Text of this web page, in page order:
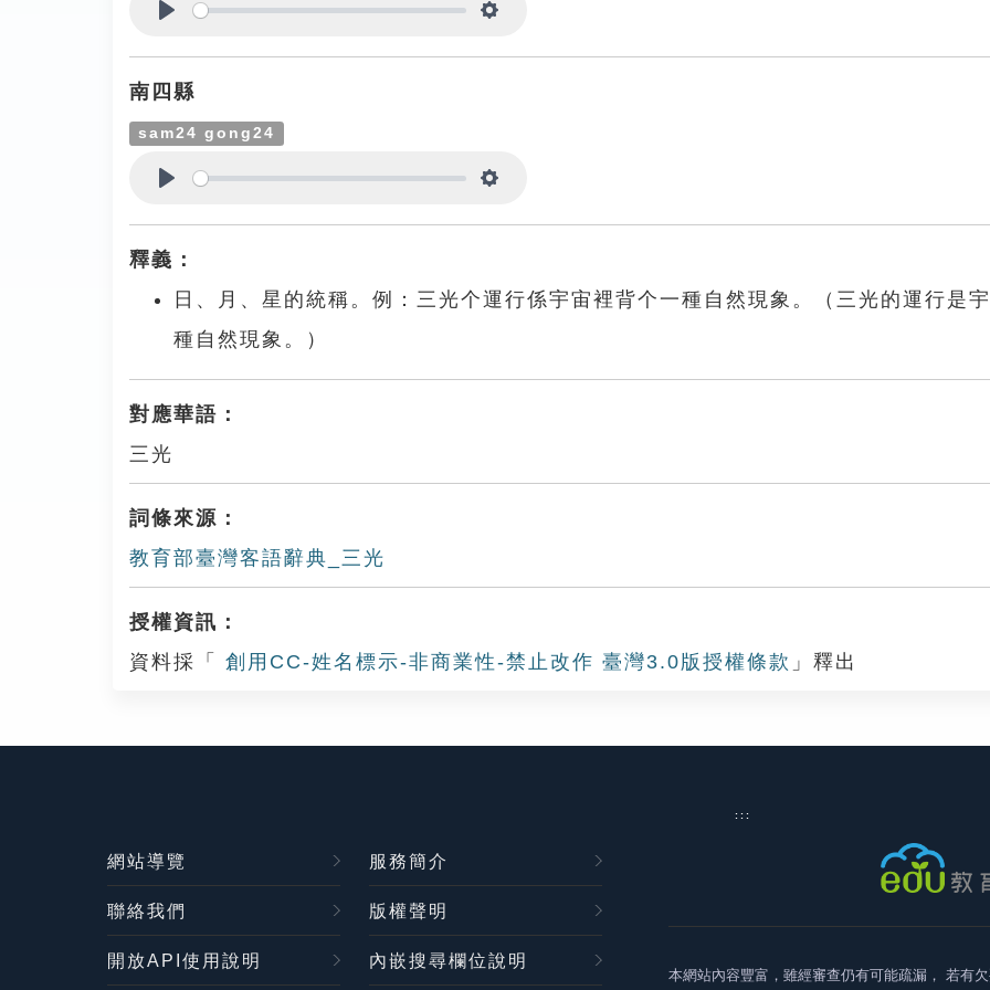
南四縣
sam24 gong24
釋義：
日、月、星的統稱。例：三光个運行係宇宙裡背个一種自然現象。（三光的運行是
種自然現象。）
對應華語：
三光
詞條來源：
教育部臺灣客語辭典_三光
授權資訊：
資料採「
創用CC-姓名標示-非商業性-禁止改作 臺灣3.0版授權條款 」釋出
:::
網站導覽 服務簡介
聯絡我們 版權聲明
開放API使用說明 內嵌搜尋欄位說明
本網站內容豐富，雖經審查仍有可能疏漏， 若有